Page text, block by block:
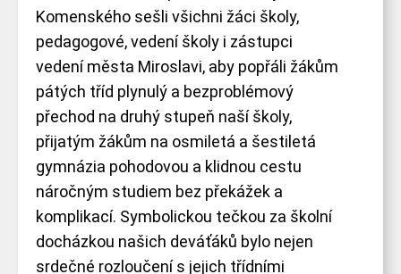
CONTENT
Komenského sešli všichni žáci školy,
pedagogové, vedení školy i zástupci
vedení města Miroslavi, aby popřáli žákům
pátých tříd plynulý a bezproblémový
přechod na druhý stupeň naší školy,
přijatým žákům na osmiletá a šestiletá
gymnázia pohodovou a klidnou cestu
náročným studiem bez překážek a
komplikací. Symbolickou tečkou za školní
docházkou našich deváťáků bylo nejen
srdečné rozloučení s jejich třídními